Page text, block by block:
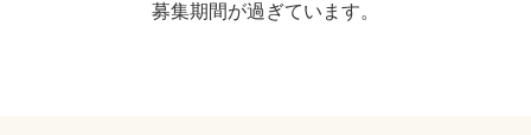
募集期間が過ぎています。